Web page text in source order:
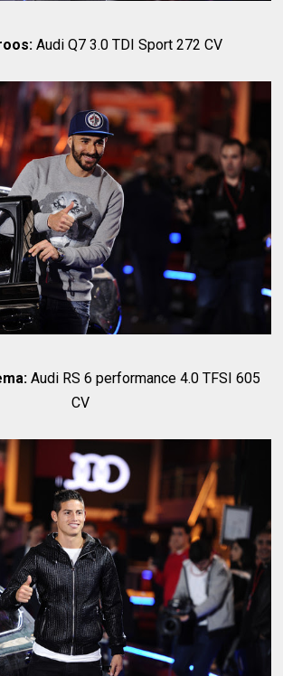
Audi Q7 3.0 TDI Sport 272 CV
Audi RS 6 performance 4.0 TFSI 605
CV